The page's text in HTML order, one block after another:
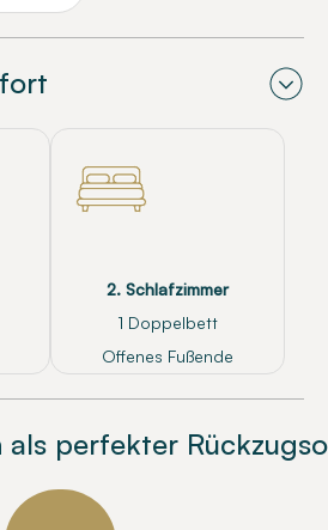
2. Schlafzimmer
1 Doppelbett
Offenes Fußende
als perfekter